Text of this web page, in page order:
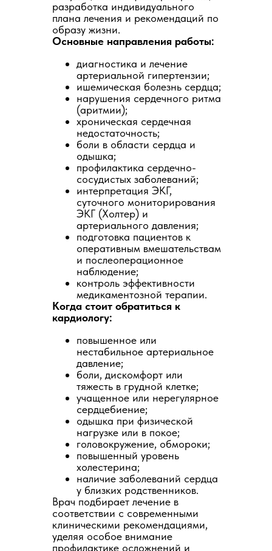
разработка индивидуального
плана лечения и рекомендаций по
образу жизни.
Основные направления работы:
диагностика и лечение
артериальной гипертензии;
ишемическая болезнь сердца;
нарушения сердечного ритма
(аритмии);
хроническая сердечная
недостаточность;
боли в области сердца и
одышка;
профилактика сердечно-
сосудистых заболеваний;
интерпретация ЭКГ,
суточного мониторирования
ЭКГ (Холтер) и
артериального давления;
подготовка пациентов к
оперативным вмешательствам
и послеоперационное
наблюдение;
контроль эффективности
медикаментозной терапии.
Когда стоит обратиться к
кардиологу:
повышенное или
нестабильное артериальное
давление;
боли, дискомфорт или
тяжесть в грудной клетке;
учащенное или нерегулярное
сердцебиение;
одышка при физической
нагрузке или в покое;
головокружение, обмороки;
повышенный уровень
холестерина;
наличие заболеваний сердца
у близких родственников.
Врач подбирает лечение в
соответствии с современными
клиническими рекомендациями,
уделяя особое внимание
профилактике осложнений и